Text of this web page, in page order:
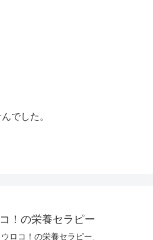
でした。
！の栄養セラピー
ロコ！の栄養セラピー.